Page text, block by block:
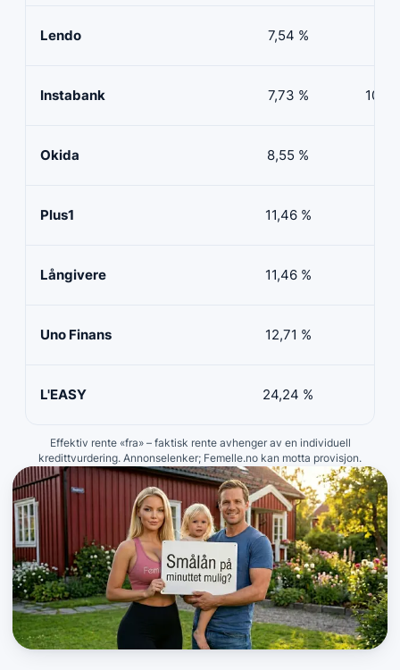
Lendo 7,54 %
Instabank 7,73 % 100
Okida 8,55 %
Plus1 11,46 %
Långivere 11,46 %
Uno Finans 12,71 %
L'EASY 24,24 %
Effektiv rente «fra» – faktisk rente avhenger av en individuell
kredittvurdering. Annonselenker; Femelle.no kan motta provisjon.